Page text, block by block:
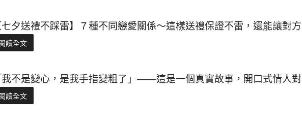
夕送禮不踩雷】７種不同戀愛關係～這樣送禮保證不雷，還能讓對
讀全文
不是變心，是我手指變粗了」——這是一個真實故事，開口式情人對
讀全文